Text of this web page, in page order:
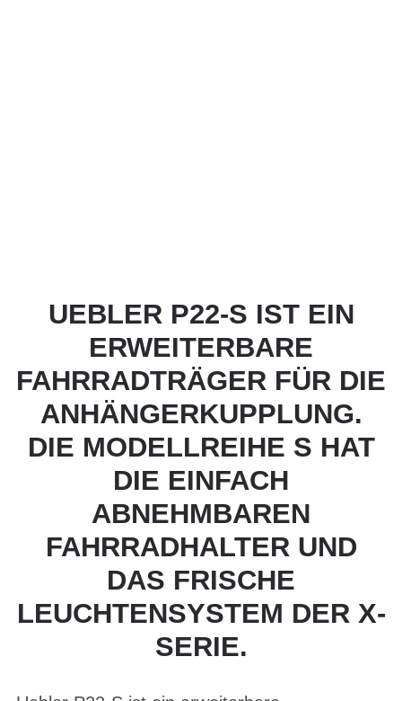
UEBLER P22-S IST EIN
ERWEITERBARE
FAHRRADTRÄGER FÜR DIE
ANHÄNGERKUPPLUNG.
DIE MODELLREIHE S HAT
DIE EINFACH
ABNEHMBAREN
FAHRRADHALTER UND
DAS FRISCHE
LEUCHTENSYSTEM DER X-
SERIE.